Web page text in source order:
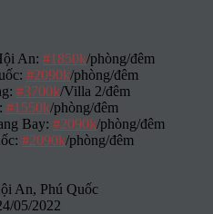
An: #1850k/phòng/đêm
#2090k/phòng/đêm
#3700k/Villa 2/đêm
#1550k/phòng/đêm
Bay: #2090k/phòng/đêm
#2090k/phòng/đêm
An, Phú Quốc
05/2022